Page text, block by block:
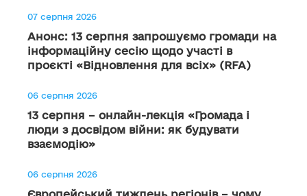
07 серпня 2026
Анонс: 13 серпня запрошуємо громади на
інформаційну сесію щодо участі в
проєкті «Відновлення для всіх» (RFA)
06 серпня 2026
13 серпня – онлайн-лекція «Громада і
люди з досвідом війни: як будувати
взаємодію»
06 серпня 2026